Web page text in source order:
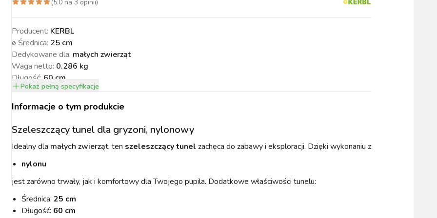
I
ARTYKUŁY
DO
DLA
KONIA
PAKUJEMY SIĘ NA
ROŚLIN
DO
URZĄDZENIA
POMIAROWE
PSY KOTY
(5.0 na 3 opinii)
Producent: KERBL
ø Średnica: 25 cm
Dedykowane dla: małych zwierząt
Waga netto: 0.286 kg
Długość: 60 cm
Pokaż pełną specyfikacje
Informacje o tym produkcie
Szeleszczący tunel dla gryzoni, nylonowy
Idealny dla małych zwierząt, ten szeleszczący tunel zachęca do zabawy i eksploracji. Dzięki wykonaniu z
nylonu
jest zarówno trwały, jak i komfortowy dla Twojego pupila. Dodatkowe właściwości tunelu:
Średnica: 25 cm
Długość: 60 cm